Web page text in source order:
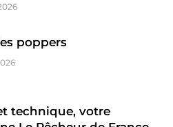
poppers
technique, votre